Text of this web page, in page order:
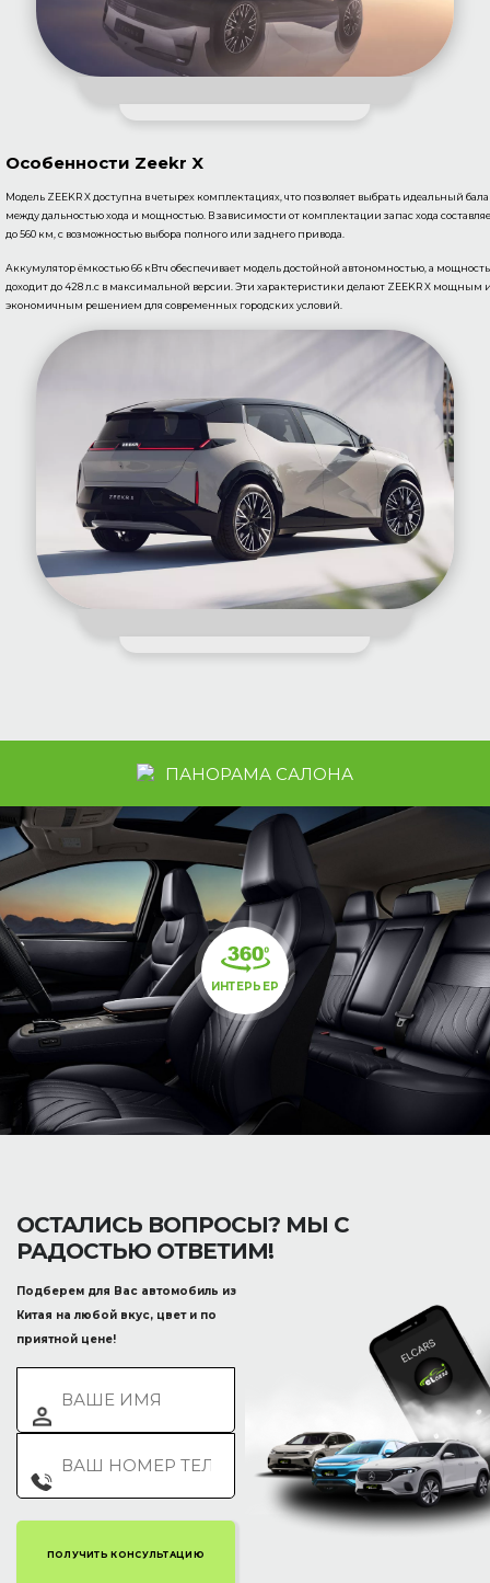
Особенности Zeekr X
Модель ZEEKR X доступна в четырех комплектациях, что позволяет выбрать идеальный
между дальностью хода и мощностью. В зависимости от комплектации запас хода
до 560 км, с возможностью выбора полного или заднего привода.
Аккумулятор ёмкостью 66 кВтч обеспечивает модель достойной автономностью, а мощность
доходит до 428 л.с в максимальной версии. Эти характеристики делают ZEEKR X мощным
экономичным решением для современных городских условий.
ПАНОРАМА САЛОНА
ИНТЕРЬЕР
ОСТАЛИСЬ ВОПРОСЫ? МЫ С
РАДОСТЬЮ ОТВЕТИМ!
Подберем для Вас автомобиль из
Китая на любой вкус, цвет и по
приятной цене!